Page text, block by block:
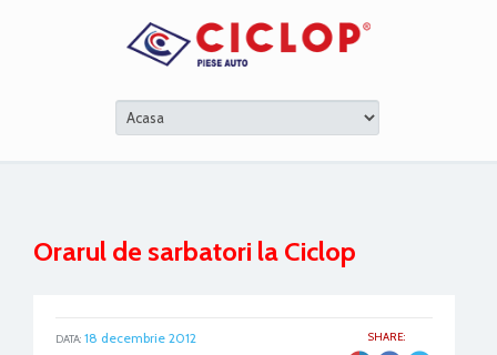
Orarul de sarbatori la Ciclop
SHARE:
DATA: 18 decembrie 2012